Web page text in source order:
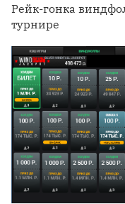
Рейк-гонка
турнире